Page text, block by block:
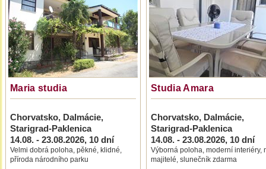
Maria studia
Chorvatsko, Dalmácie,
Starigrad-Paklenica
14.08. - 23.08.2026, 10 dní
Velmi dobrá poloha, pěkné, klidné,
příroda národního parku
Studia Amara
Chorvatsko, Dalmácie,
Starigrad-Paklenica
14.08. - 23.08.2026, 10 dní
Výborná poloha, moderní interiéry,
majitelé, slunečník zdarma